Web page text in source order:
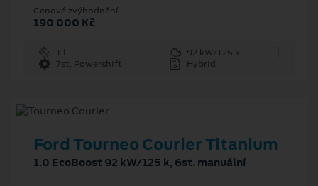
Cenové zvýhodnění
190 000 Kč
1 l
92 kW/125 k
7st. Powershift
Hybrid
Ford Tourneo Courier Titanium
1.0 EcoBoost 92 kW/125 k, 6st. manuální